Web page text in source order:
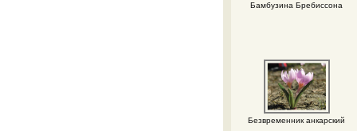
Бамбузина Бребиссона
Безвременник анкарский